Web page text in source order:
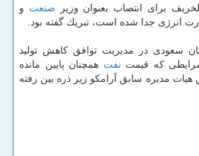
برای انتصاب بعنوان وزیر صنعت و
انرژی جدا شده است، تبریك گفته بود.
سعودی در مدیریت توافق كاهش تولید
كه قیمت نفت همچنان پایین مانده
هیات مدیره سابق آرامكو زیر ذره بین رفته